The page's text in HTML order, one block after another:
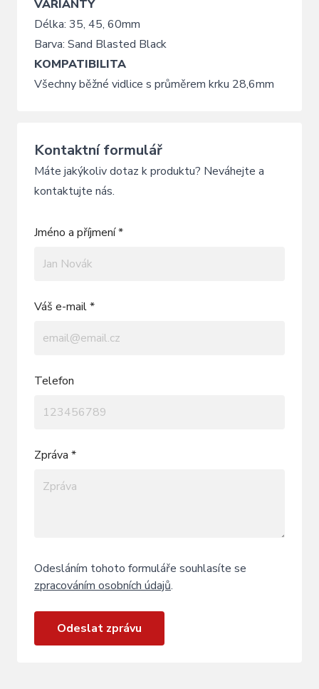
VARIANTY
Délka: 35, 45, 60mm
Barva: Sand Blasted Black
KOMPATIBILITA
Všechny běžné vidlice s průměrem krku 28,6mm
Kontaktní formulář
Máte jakýkoliv dotaz k produktu? Neváhejte a
kontaktujte nás.
Jméno a příjmení *
Váš e-mail *
Telefon
Zpráva *
Odesláním tohoto formuláře souhlasíte se
zpracováním osobních údajů.
Odeslat zprávu